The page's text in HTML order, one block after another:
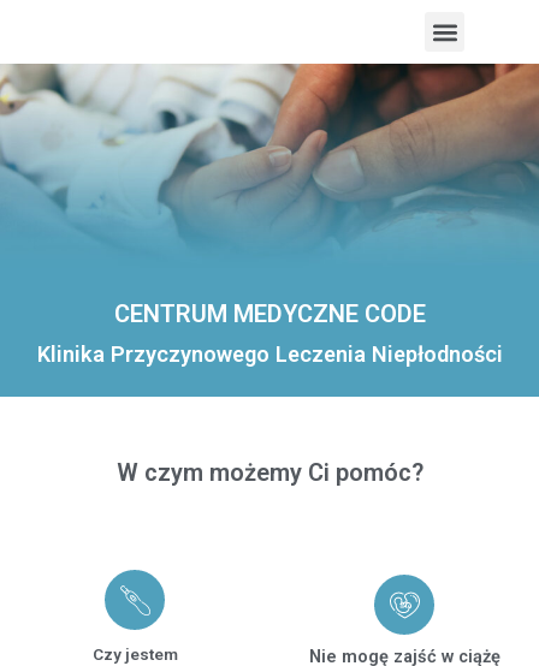
Menu
CENTRUM MEDYCZNE CODE
Klinika Przyczynowego Leczenia Niepłodności
W czym możemy Ci pomóc?
Czy jestem
Nie mogę zajść w ciążę